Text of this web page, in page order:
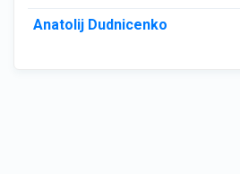
Anatolij Dudnicenko